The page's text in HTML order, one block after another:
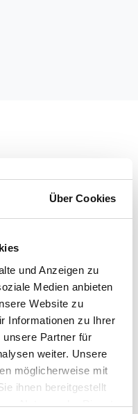
Über Cookies
und Anzeigen zu
Medien anbieten
Website zu
Informationen zu Ihrer
unsere Partner für
weiter. Unsere
möglicherweise mit
ihnen bereitgestellt
Nutzung der Dienste